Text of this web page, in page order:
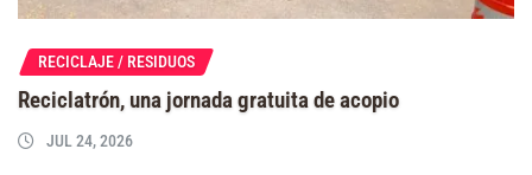
RECICLAJE / RESIDUOS
Reciclatrón, una jornada gratuita de acopio
JUL 24, 2026